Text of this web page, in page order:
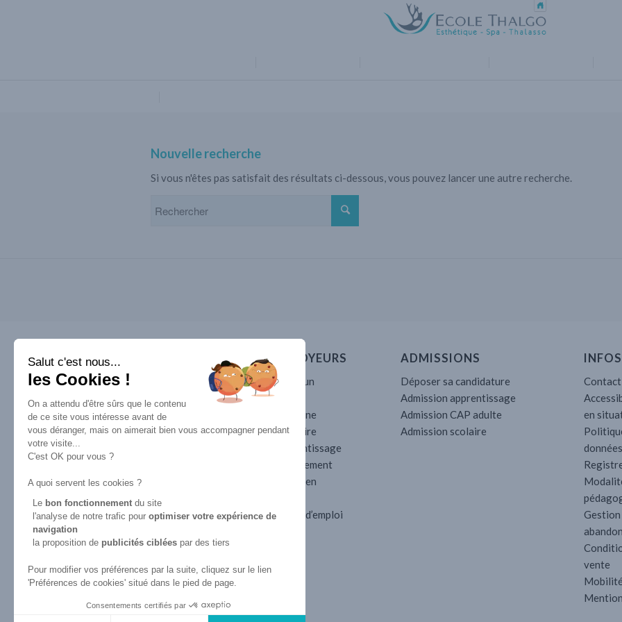
Salut c'est nous...
les Cookies !
On a attendu d'être sûrs que le contenu
de ce site vous intéresse avant de
vous déranger, mais on aimerait bien vous accompagner pendant
votre visite...
C'est OK pour vous ?
A quoi servent les cookies ?
Le bon fonctionnement du site
l'analyse de notre trafic pour optimiser votre expérience de
navigation
la proposition de publicités ciblées par des tiers
Pour modifier vos préférences par la suite, cliquez sur le lien
'Préférences de cookies' situé dans le pied de page.
Consentements certifiés par
Nouvelle recherche
Si vous n'êtes pas satisfait des résultats ci-dessous, vous pouvez lancer une autre recherche.
ACCÈS RAPIDE
Formation en
apprentissage
CAP esthétique
BP esthétique
BTS MECP
Spa praticien
Reconversion
professionnelle
CAP esthétique pour Adulte
Scolaire
CAP esthétique en 1 ou 2
ans
ESPACE EMPLOYEURS
Pourquoi recruter un
apprenti
Pourquoi devenir une
entreprise partenaire
Le contrat d’apprentissage
Les aides au recrutement
Déposer une offre en
Déposer une offre d’emploi
ADMISSIONS
Déposer sa candidature
Admission apprentissage
Admission CAP adulte
Admission scolaire
Contact
en
Gestion
vente